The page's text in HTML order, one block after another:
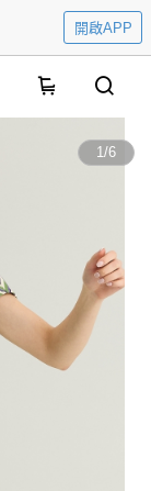
開啟APP
1/6